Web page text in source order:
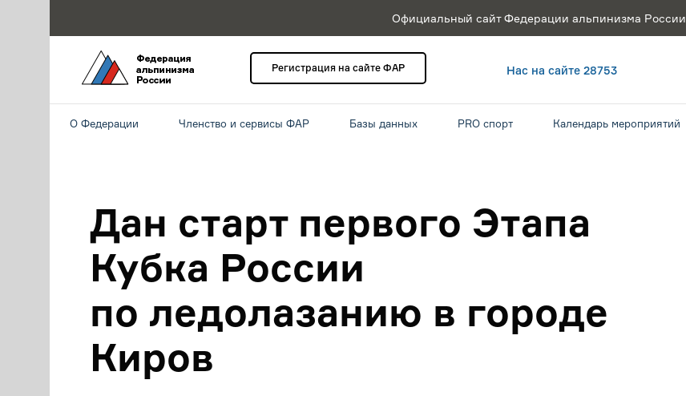
Официальный сайт Федерации альпинизма России
Регистрация на сайте ФАР Нас на сайте 28753
О Федерации Членство и сервисы ФАР Базы данных PRO спорт Календарь мероприятий
Дан старт первого Этапа
Кубка России
по ледолазанию в городе
Киров